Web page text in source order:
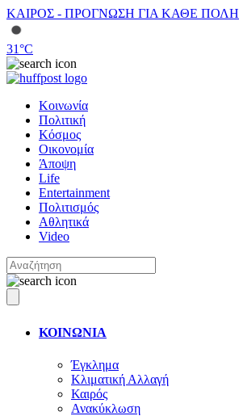
ΚΑΙΡΟΣ - ΠΡΟΓΝΩΣΗ ΓΙΑ ΚΑΘΕ ΠΟΛΗ
31°C
Κοινωνία
Πολιτική
Κόσμος
Οικονομία
Άποψη
Life
Entertainment
Πολιτισμός
Αθλητικά
Video
ΚΟΙΝΩΝΙΑ
Έγκλημα
Κλιματική Αλλαγή
Καιρός
Ανακύκλωση